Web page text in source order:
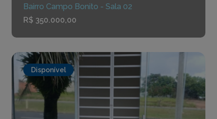
Bairro Campo Bonito - Sala 02
R$ 350.000,00
Disponível